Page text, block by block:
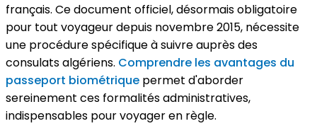
français. Ce document officiel, désormais obligatoire
pour tout voyageur depuis novembre 2015, nécessite
une procédure spécifique à suivre auprès des
consulats algériens. Comprendre les avantages du
passeport biométrique permet d'aborder
sereinement ces formalités administratives,
indispensables pour voyager en règle.